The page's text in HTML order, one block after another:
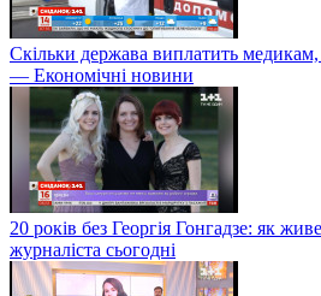
Скільки держава виплатить
— Економічні новини
20 років без Георгія Гонгадзе: як
журналіста сьогодні